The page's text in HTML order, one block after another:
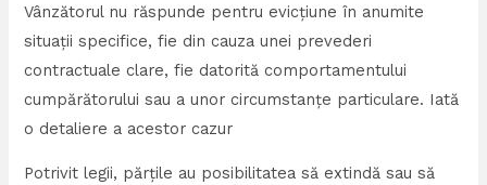
Vânzătorul nu răspunde pentru evicțiune în anumite
situații specifice, fie din cauza unei prevederi
contractuale clare, fie datorită comportamentului
cumpărătorului sau a unor circumstanțe particulare. Iată
o detaliere a acestor cazur
Potrivit legii, părţile au posibilitatea să extindă sau să